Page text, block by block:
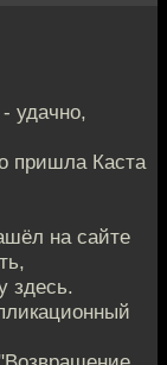
удачно,
пришла Каста
на сайте
здесь.